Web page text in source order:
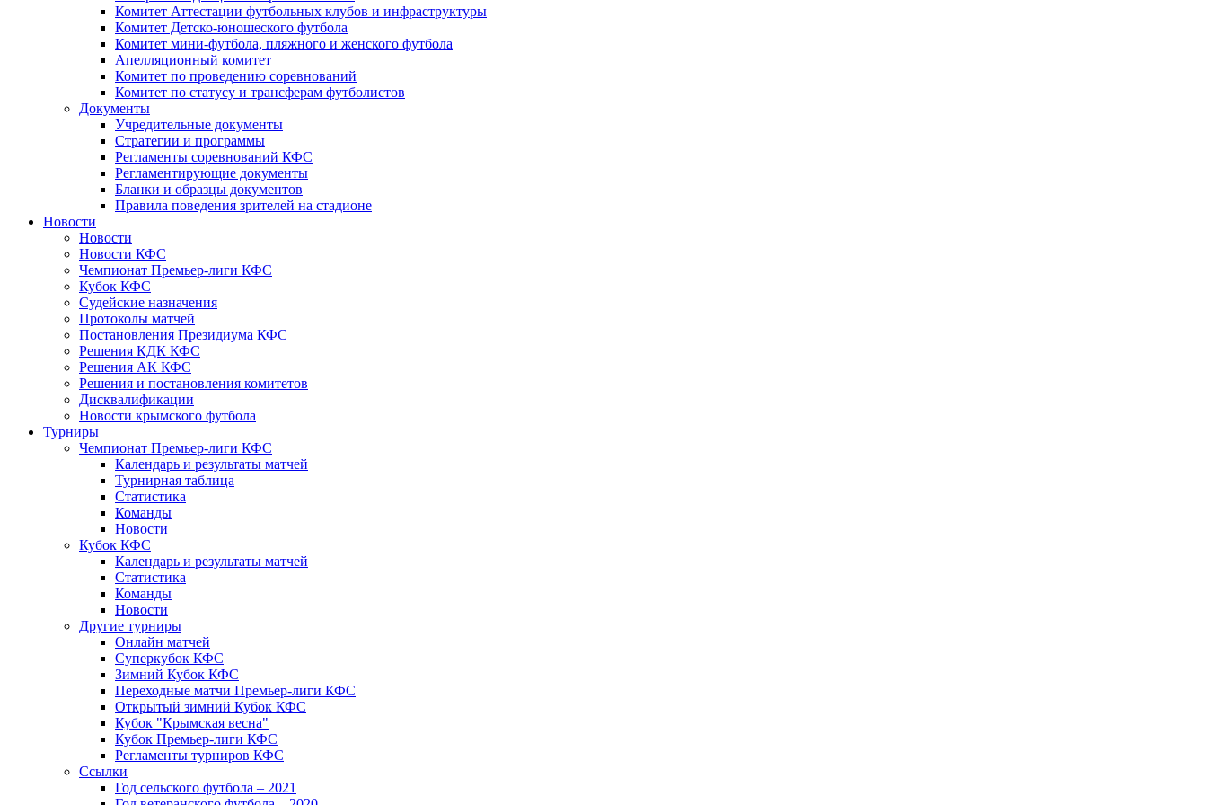
Комитет Аттестации футбольных клубов и инфраструктуры
Комитет Детско-юношеского футбола
Комитет мини-футбола, пляжного и женского футбола
Апелляционный комитет
Комитет по проведению соревнований
Комитет по статусу и трансферам футболистов
Документы
Учредительные документы
Стратегии и программы
Регламенты соревнований КФС
Регламентирующие документы
Бланки и образцы документов
Правила поведения зрителей на стадионе
Новости
Новости
Новости КФС
Чемпионат Премьер-лиги КФС
Кубок КФС
Судейские назначения
Протоколы матчей
Постановления Президиума КФС
Решения КДК КФС
Решения АК КФС
Решения и постановления комитетов
Дисквалификации
Новости крымского футбола
Турниры
Чемпионат Премьер-лиги КФС
Календарь и результаты матчей
Турнирная таблица
Статистика
Команды
Новости
Кубок КФС
Календарь и результаты матчей
Статистика
Команды
Новости
Другие турниры
Онлайн матчей
Суперкубок КФС
Зимний Кубок КФС
Переходные матчи Премьер-лиги КФС
Открытый зимний Кубок КФС
Кубок "Крымская весна"
Кубок Премьер-лиги КФС
Регламенты турниров КФС
Ссылки
Год сельского футбола – 2021